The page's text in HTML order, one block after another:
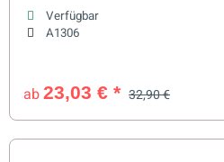
Verfügbar
A1306
ab23,03 € * 32,90 €